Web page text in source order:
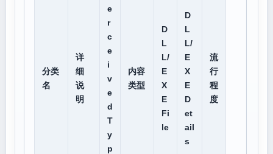
分类
名
详
细
说
明
e
r
c
e
i
v
e
d
T
y
p
内容
类型
D
L
L/
E
X
E
Fi
le
D
L
L/
E
X
E
D
et
ail
s
流
行
程
度